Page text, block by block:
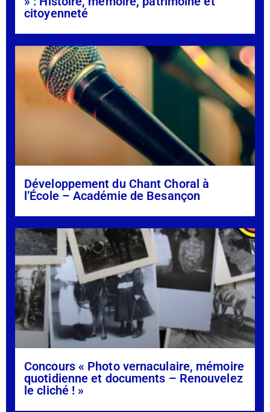
citoyenneté
Développement du Chant Choral à
l’École – Académie de Besançon
Concours « Photo vernaculaire, mémoire
quotidienne et documents – Renouvelez
le cliché ! »